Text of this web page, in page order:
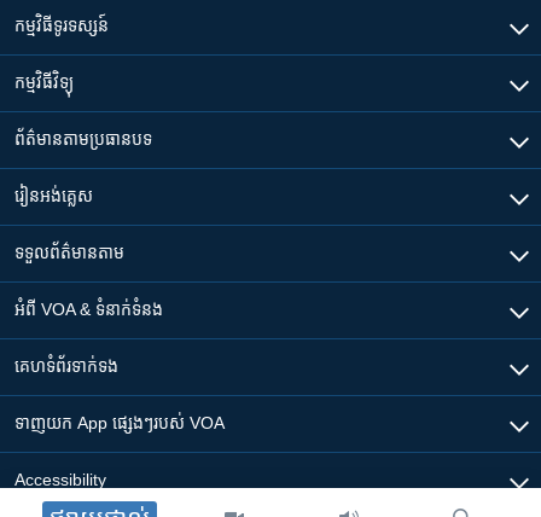
កម្មវិធី​ទូរទស្សន៍
កម្មវិធី​វិទ្យុ
ព័ត៌មាន​តាមប្រធានបទ​
រៀន​​អង់គ្លេស
ទទួល​ព័ត៌មាន​តាម
អំពី​ VOA & ទំនាក់ទំនង
គេហទំព័រ​​ទាក់ទង
ទាញយក​ App ផ្សេងៗ​របស់​ VOA
Accessibility